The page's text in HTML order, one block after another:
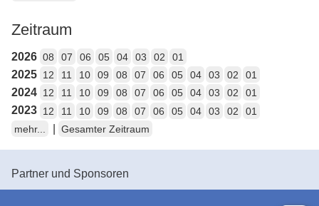
Zeitraum
2026 08 07 06 05 04 03 02 01
2025 12 11 10 09 08 07 06 05 04 03 02 01
2024 12 11 10 09 08 07 06 05 04 03 02 01
2023 12 11 10 09 08 07 06 05 04 03 02
01
mehr...
Gesamter Zeitraum
Partner und Sponsoren